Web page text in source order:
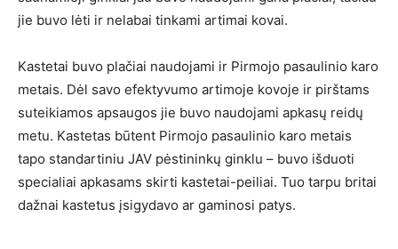
jie buvo lėti ir nelabai tinkami artimai kovai.
Kastetai buvo plačiai naudojami ir Pirmojo pasaulinio karo
metais. Dėl savo efektyvumo artimoje kovoje ir pirštams
suteikiamos apsaugos jie buvo naudojami apkasų reidų
metu. Kastetas būtent Pirmojo pasaulinio karo metais
tapo standartiniu JAV pėstininkų ginklu – buvo išduoti
specialiai apkasams skirti kastetai-peiliai. Tuo tarpu britai
dažnai kastetus įsigydavo ar gaminosi patys.